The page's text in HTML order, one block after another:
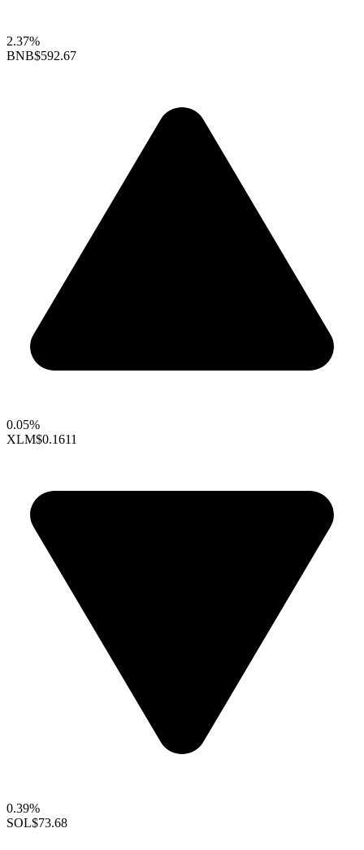
2.37%
BNB$592.67
0.05%
XLM$0.1611
0.39%
SOL$73.68